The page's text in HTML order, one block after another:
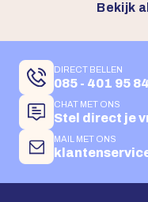
Bekijk
DIRECT BELLEN
085 - 401 95 84
CHAT MET ONS
Stel direct je
MAIL MET ONS